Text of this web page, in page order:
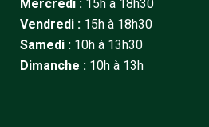
Mercredi : 15h à 18h30
Vendredi : 15h à 18h30
Samedi : 10h à 13h30
Dimanche : 10h à 13h